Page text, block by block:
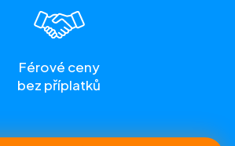
Férové ceny
bez příplatků